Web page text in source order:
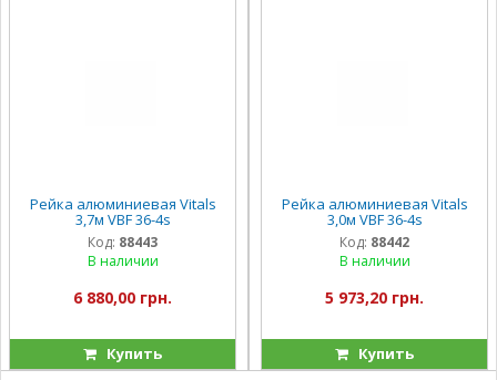
Рейка алюминиевая Vitals
3,7м VBF 36-4s
Код: 88443
В наличии
6 880,00 грн.
Купить
Рейка алюминиевая Vitals
3,0м VBF 36-4s
Код: 88442
В наличии
5 973,20 грн.
Купить